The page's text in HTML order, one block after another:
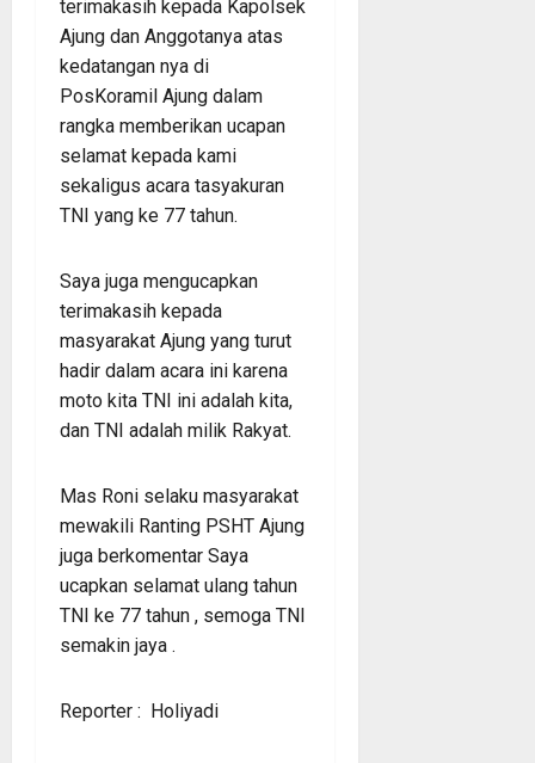
terimakasih kepada Kapolsek
Ajung dan Anggotanya atas
kedatangan nya di
PosKoramil Ajung dalam
rangka memberikan ucapan
selamat kepada kami
sekaligus acara tasyakuran
TNI yang ke 77 tahun.
Saya juga mengucapkan
terimakasih kepada
masyarakat Ajung yang turut
hadir dalam acara ini karena
moto kita TNI ini adalah kita,
dan TNI adalah milik Rakyat.
Mas Roni selaku masyarakat
mewakili Ranting PSHT Ajung
juga berkomentar Saya
ucapkan selamat ulang tahun
TNI ke 77 tahun , semoga TNI
semakin jaya .
Reporter : Holiyadi